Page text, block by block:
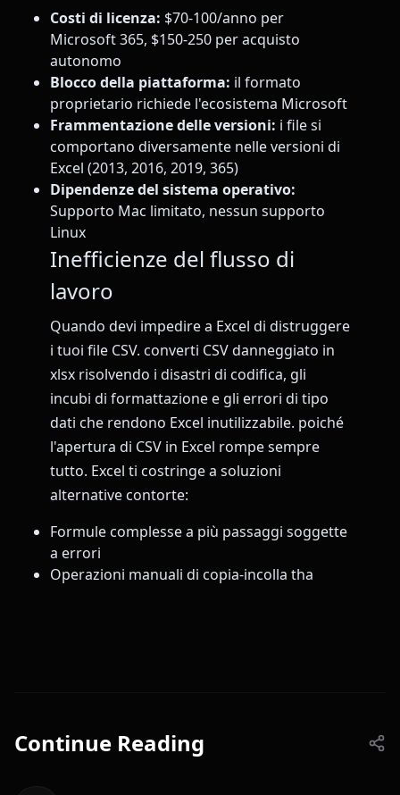
Costi di licenza: $70-100/anno per
Microsoft 365, $150-250 per acquisto
autonomo
Blocco della piattaforma: il formato
proprietario richiede l'ecosistema Microsoft
Frammentazione delle versioni: i file si
comportano diversamente nelle versioni di
Excel (2013, 2016, 2019, 365)
Dipendenze del sistema operativo:
Supporto Mac limitato, nessun supporto
Linux
Inefficienze del flusso di
lavoro
Quando devi impedire a Excel di distruggere
i tuoi file CSV. converti CSV danneggiato in
xlsx risolvendo i disastri di codifica, gli
incubi di formattazione e gli errori di tipo
dati che rendono Excel inutilizzabile. poiché
l'apertura di CSV in Excel rompe sempre
tutto. Excel ti costringe a soluzioni
alternative contorte:
Formule complesse a più passaggi soggette
a errori
Operazioni manuali di copia-incolla tha
Continue Reading